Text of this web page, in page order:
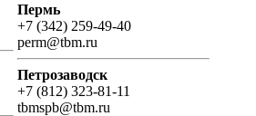
Пермь
+7 (342) 259-49-40
perm@tbm.ru
Петрозаводск
+7 (812) 323-81-11
tbmspb@tbm.ru